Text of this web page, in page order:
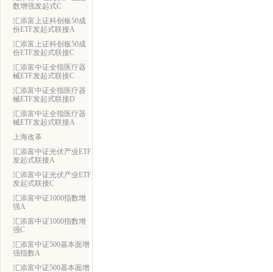
数增强发起式C
汇添富上证科创板50成
份ETF发起式联接A
汇添富上证科创板50成
份ETF发起式联接C
汇添富中证全指医疗器
械ETF发起式联接C
汇添富中证全指医疗器
械ETF发起式联接D
汇添富中证全指医疗器
械ETF发起式联接A
上海改革
汇添富中证光伏产业ETF
发起式联接A
汇添富中证光伏产业ETF
发起式联接C
汇添富中证1000指数增
强A
汇添富中证1000指数增
强C
汇添富中证500基本面增
强指数A
汇添富中证500基本面增